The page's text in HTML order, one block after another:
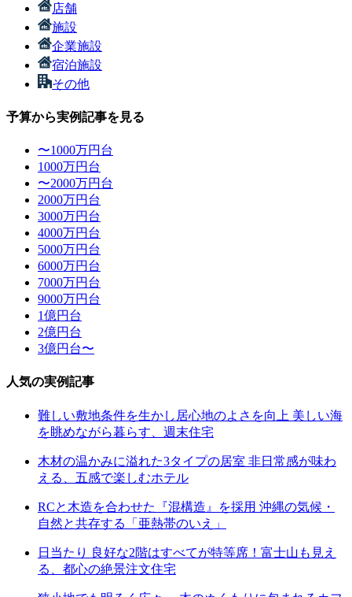
店舗
施設
企業施設
宿泊施設
その他
予算から実例記事を見る
〜1000万円台
1000万円台
〜2000万円台
2000万円台
3000万円台
4000万円台
5000万円台
6000万円台
7000万円台
9000万円台
1億円台
2億円台
3億円台〜
人気の実例記事
難しい敷地条件を生かし居心地のよさを向上 美しい海
を眺めながら暮らす、週末住宅
木材の温かみに溢れた3タイプの居室 非日常感が味わ
える、五感で楽しむホテル
RCと木造を合わせた『混構造』を採用 沖縄の気候・
自然と共存する「亜熱帯のいえ」
日当たり 良好な2階はすべてが特等席！富士山も見え
る、都心の絶景注文住宅